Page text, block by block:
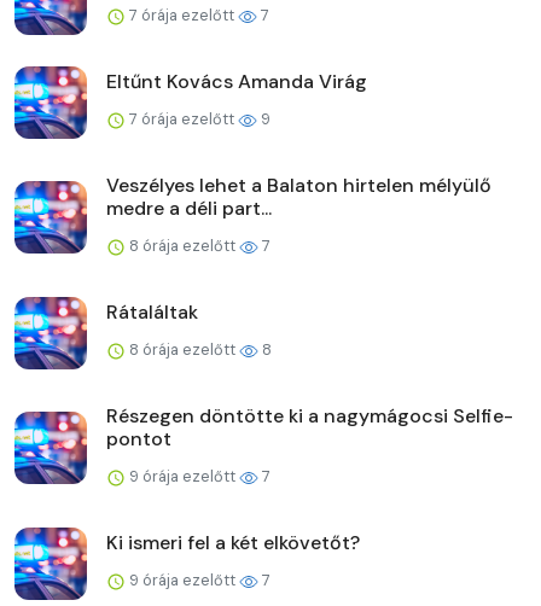
7 órája ezelőtt 7
Eltűnt Kovács Amanda Virág
7 órája ezelőtt 9
Veszélyes lehet a Balaton hirtelen mélyülő
medre a déli part...
8 órája ezelőtt 7
Rátaláltak
8 órája ezelőtt 8
Részegen döntötte ki a nagymágocsi Selfie-
pontot
9 órája ezelőtt 7
Ki ismeri fel a két elkövetőt?
9 órája ezelőtt 7